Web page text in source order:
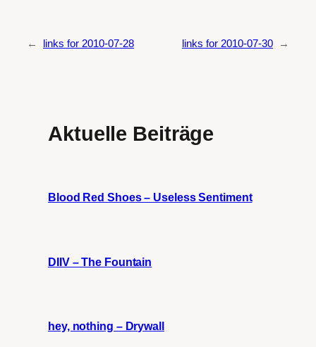
← links for 2010-07-28 links for 2010-07-30 →
Aktuelle Beiträge
Blood Red Shoes – Useless Sentiment
DIIV – The Fountain
hey, nothing – Drywall